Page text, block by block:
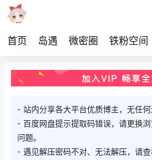
首页 岛遇 微密圈 铁粉空间
- 站内分享各大平台优质博主，无任何
- 百度网盘提示提取码错误，请更换
问题。
- 遇见解压密码不对、无法解压，请